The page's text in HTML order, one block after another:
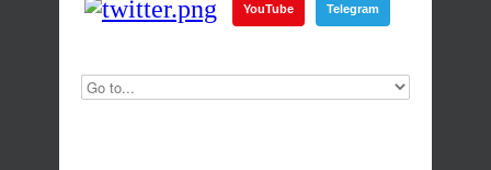
YouTube Telegram